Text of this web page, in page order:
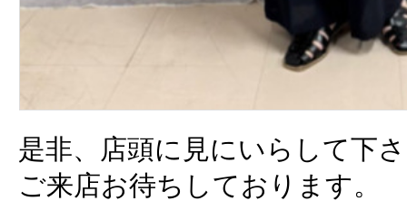
是非、店頭に見にいらして下
ご来店お待ちしております。